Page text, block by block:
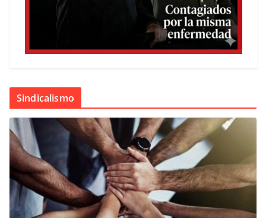
Sindicalismo